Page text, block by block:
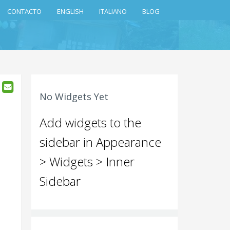
CONTACTO ENGLISH ITALIANO BLOG
No Widgets Yet
Add widgets to the
sidebar in Appearance
> Widgets > Inner
Sidebar